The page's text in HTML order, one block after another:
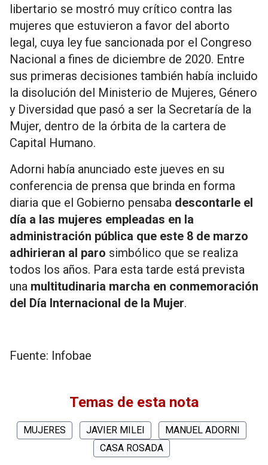
libertario se mostró muy crítico contra las
mujeres que estuvieron a favor del aborto
legal, cuya ley fue sancionada por el Congreso
Nacional a fines de diciembre de 2020. Entre
sus primeras decisiones también había incluido
la disolución del Ministerio de Mujeres, Género
y Diversidad que pasó a ser la Secretaría de la
Mujer, dentro de la órbita de la cartera de
Capital Humano.
Adorni había anunciado este jueves en su
conferencia de prensa que brinda en forma
diaria que el Gobierno pensaba descontarle el
día a las mujeres empleadas en la
administración pública que este 8 de marzo
adhirieran al paro simbólico que se realiza
todos los años. Para esta tarde está prevista
una multitudinaria marcha en conmemoración
del Día Internacional de la Mujer.
Fuente: Infobae
Temas de esta nota
MUJERES JAVIER MILEI
MANUEL ADORNI
CASA ROSADA